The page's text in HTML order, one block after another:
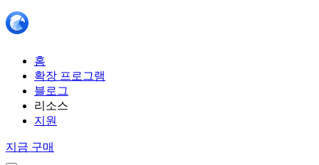
홈
확장 프로그램
블로그
리소스
지원
지금 구매